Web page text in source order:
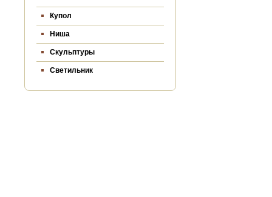
Купол
Ниша
Скульптуры
Светильник